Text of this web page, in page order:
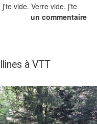
j'te vide. Verre vide, j'te
un commentaire
à VTT